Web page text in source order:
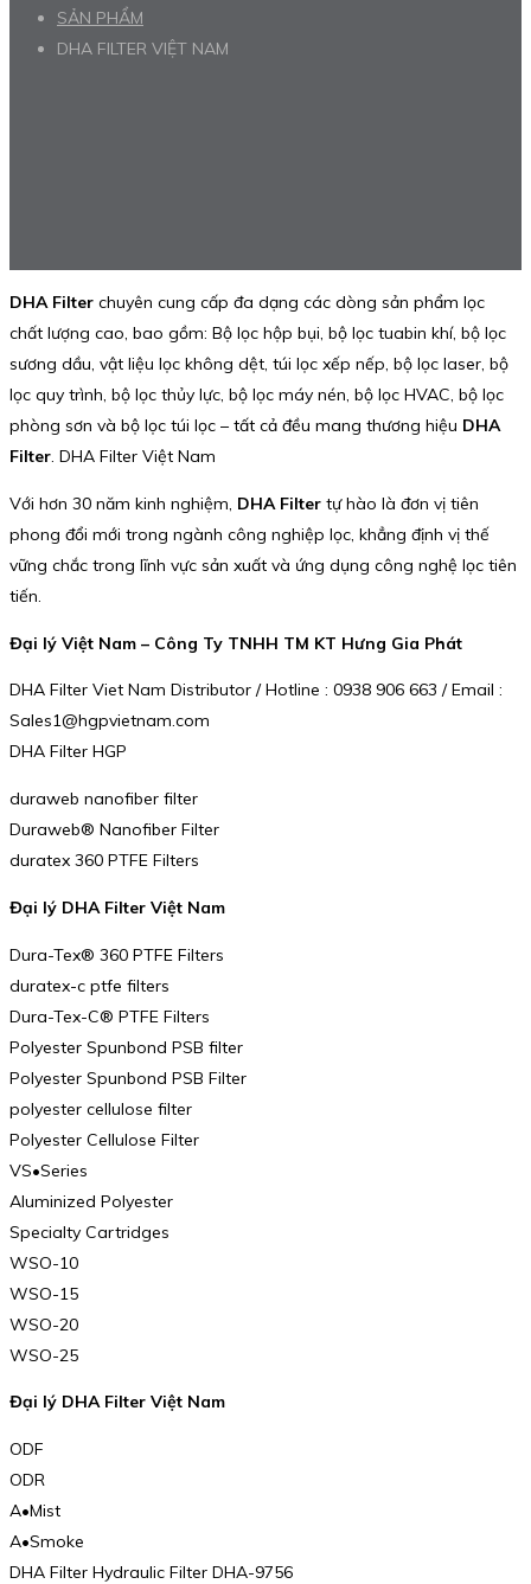
SẢN PHẨM
DHA FILTER VIỆT NAM
DHA Filter chuyên cung cấp đa dạng các dòng sản phẩm lọc
chất lượng cao, bao gồm: Bộ lọc hộp bụi, bộ lọc tuabin khí, bộ lọc
sương dầu, vật liệu lọc không dệt, túi lọc xếp nếp, bộ lọc laser, bộ
lọc quy trình, bộ lọc thủy lực, bộ lọc máy nén, bộ lọc HVAC, bộ lọc
phòng sơn và bộ lọc túi lọc – tất cả đều mang thương hiệu DHA
Filter. DHA Filter Việt Nam
Với hơn 30 năm kinh nghiệm, DHA Filter tự hào là đơn vị tiên
phong đổi mới trong ngành công nghiệp lọc, khẳng định vị thế
vững chắc trong lĩnh vực sản xuất và ứng dụng công nghệ lọc tiên
tiến.
Đại lý Việt Nam – Công Ty TNHH TM KT Hưng Gia Phát
DHA Filter Viet Nam Distributor / Hotline : 0938 906 663 / Email :
Sales1@hgpvietnam.com
DHA Filter HGP
duraweb nanofiber filter
Duraweb® Nanofiber Filter
duratex 360 PTFE Filters
Đại lý DHA Filter Việt Nam
Dura-Tex® 360 PTFE Filters
duratex-c ptfe filters
Dura-Tex-C® PTFE Filters
Polyester Spunbond PSB filter
Polyester Spunbond PSB Filter
polyester cellulose filter
Polyester Cellulose Filter
VS•Series
Aluminized Polyester
Specialty Cartridges
WSO-10
WSO-15
WSO-20
WSO-25
Đại lý DHA Filter Việt Nam
ODF
ODR
A•Mist
A•Smoke
DHA Filter Hydraulic Filter DHA-9756